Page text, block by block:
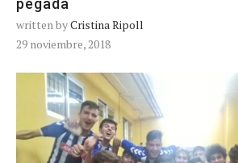
pegada
written byCristina Ripoll
29 noviembre, 2018